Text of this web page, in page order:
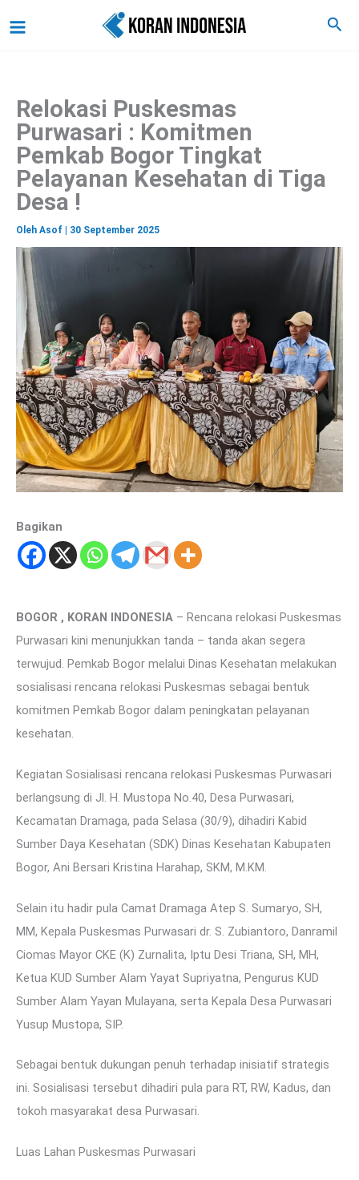
ke
Cari
Relokasi Puskesmas
Purwasari : Komitmen
Pemkab Bogor Tingkat
Pelayanan Kesehatan di Tiga
Desa !
Oleh Asof 30 September 2025
Bagikan
BOGOR , KORAN INDONESIA – Rencana relokasi Puskesmas
Purwasari kini menunjukkan tanda – tanda akan segera
terwujud. Pemkab Bogor melalui Dinas Kesehatan melakukan
sosialisasi rencana relokasi Puskesmas sebagai bentuk
komitmen Pemkab Bogor dalam peningkatan pelayanan
kesehatan.
Kegiatan Sosialisasi rencana relokasi Puskesmas Purwasari
berlangsung di Jl. H. Mustopa No.40, Desa Purwasari,
Kecamatan Dramaga, pada Selasa (30/9), dihadiri Kabid
Sumber Daya Kesehatan (SDK) Dinas Kesehatan Kabupaten
Bogor, Ani Bersari Kristina Harahap, SKM, M.KM.
Selain itu hadir pula Camat Dramaga Atep S. Sumaryo, SH,
MM, Kepala Puskesmas Purwasari dr. S. Zubiantoro, Danramil
Ciomas Mayor CKE (K) Zurnalita, Iptu Desi Triana, SH, MH,
Ketua KUD Sumber Alam Yayat Supriyatna, Pengurus KUD
Sumber Alam Yayan Mulayana, serta Kepala Desa Purwasari
Yusup Mustopa, SIP.
Sebagai bentuk dukungan penuh terhadap inisiatif strategis
ini. Sosialisasi tersebut dihadiri pula para RT, RW, Kadus, dan
tokoh masyarakat desa Purwasari.
Luas Lahan Puskesmas Purwasari
a